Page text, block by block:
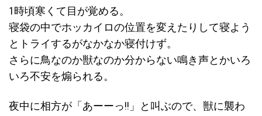
1時頃寒くて目が覚める。
寝袋の中でホッカイロの位置を変えたりして寝よう
とトライするがなかなか寝付けず。
さらに鳥なのか獣なのか分からない鳴き声とかいろ
いろ不安を煽られる。
夜中に相方が「あーーっ!!」と叫ぶので、獣に襲わ